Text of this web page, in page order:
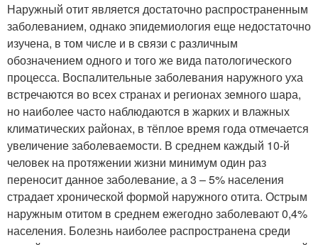
Наружный отит является достаточно распространенным
заболеванием, однако эпидемиология еще недостаточно
изучена, в том числе и в связи с различным
обозначением одного и того же вида патологического
процесса. Воспалительные заболевания наружного уха
встречаются во всех странах и регионах земного шара,
но наиболее часто наблюдаются в жарких и влажных
климатических районах, в тёплое время года отмечается
увеличение заболеваемости. В среднем каждый 10-й
человек на протяжении жизни минимум один раз
переносит данное заболевание, а 3 – 5% населения
страдает хронической формой наружного отита. Острым
наружным отитом в среднем ежегодно заболевают 0,4%
населения. Болезнь наиболее распространена среди